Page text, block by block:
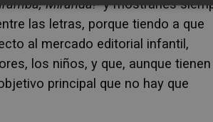
Miranda!-y mostrarles
las letras, porque tiendo a que
al mercado editorial infantil,
los niños, y que, aunque tienen
principal que no hay que